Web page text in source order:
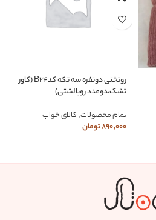
روتختی دونفره سه تکه کدB24 (کاور
تشک،دوعدد روبالشتی)
تمام محصولات,کالای خواب
890,000تومان